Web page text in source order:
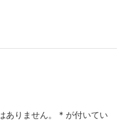
ありません。 * が付いてい